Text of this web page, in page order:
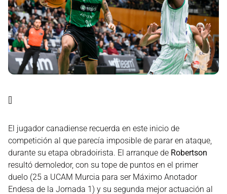
[]
El jugador canadiense recuerda en este inicio de
competición al que parecía imposible de parar en ataque,
durante su etapa obradoirista. El arranque de Robertson
resultó demoledor, con su tope de puntos en el primer
duelo (25 a UCAM Murcia para ser Máximo Anotador
Endesa de la Jornada 1) y su segunda mejor actuación al